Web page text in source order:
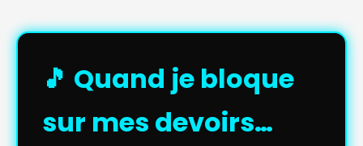
🎵 Quand je bloque
sur mes devoirs…